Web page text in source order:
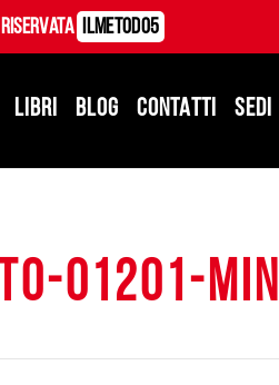
ILMetodo5
LIBRI BLOG CONTATTI SEDI
01201-min